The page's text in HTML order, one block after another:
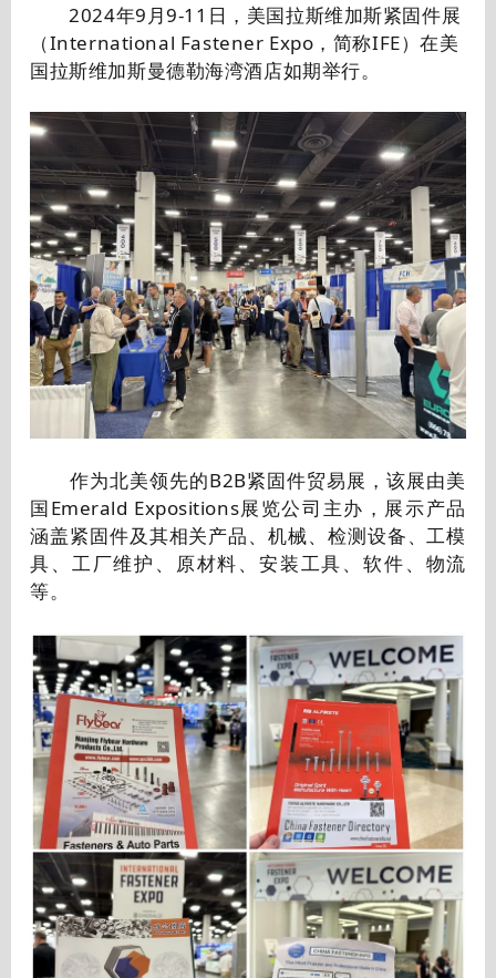
2024年9月9-11日，美国拉斯维加斯紧固件展
（International Fastener Expo，简称IFE）在美
国拉斯维加斯曼德勒海湾酒店如期举行。
作为北美领先的B2B紧固件贸易展，该展由美
国Emerald Expositions展览公司主办，展示产品
涵盖紧固件及其相关产品、机械、检测设备、工模
具、工厂维护、原材料、安装工具、软件、物流
等。